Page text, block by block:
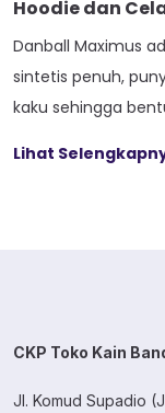
Hoodie dan
Danball Maximus
sintetis penuh,
kaku sehingga
yaitu Cool Touch,
Lihat
CKP Toko Kain
Jl. Komud Supadio